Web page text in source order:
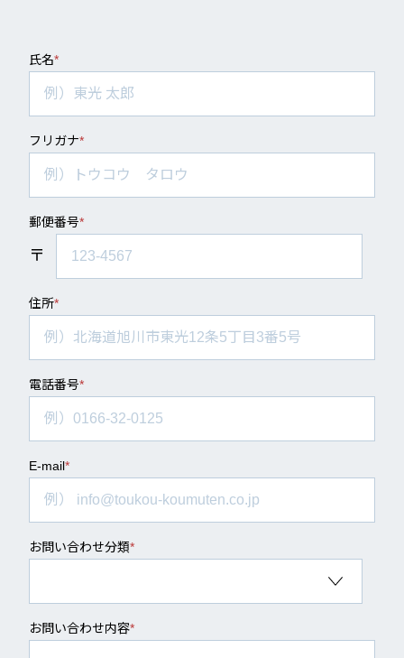
氏名*
フリガナ*
郵便番号*
〒
住所*
電話番号*
E-mail*
お問い合わせ分類*
お問い合わせ内容*